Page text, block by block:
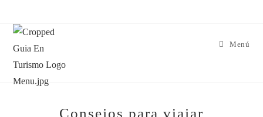
Menú
Consejos para viajar